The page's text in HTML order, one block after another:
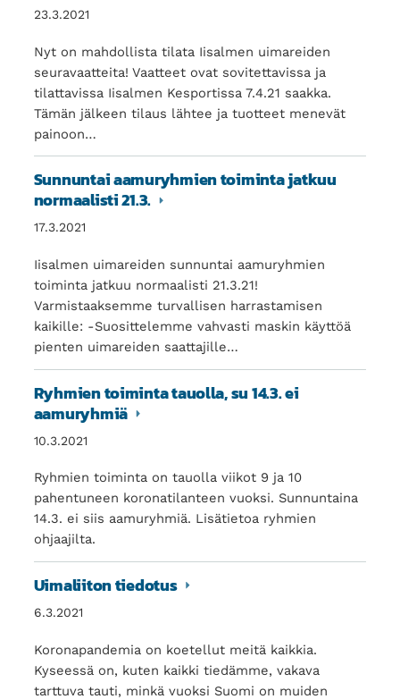
23.3.2021
Nyt on mahdollista tilata Iisalmen uimareiden
seuravaatteita! Vaatteet ovat sovitettavissa ja
tilattavissa Iisalmen Kesportissa 7.4.21 saakka.
Tämän jälkeen tilaus lähtee ja tuotteet menevät
painoon…
Sunnuntai aamuryhmien toiminta jatkuu
normaalisti 21.3.
17.3.2021
Iisalmen uimareiden sunnuntai aamuryhmien
toiminta jatkuu normaalisti 21.3.21!
Varmistaaksemme turvallisen harrastamisen
kaikille: -Suosittelemme vahvasti maskin käyttöä
pienten uimareiden saattajille…
Ryhmien toiminta tauolla, su 14.3. ei
aamuryhmiä
10.3.2021
Ryhmien toiminta on tauolla viikot 9 ja 10
pahentuneen koronatilanteen vuoksi. Sunnuntaina
14.3. ei siis aamuryhmiä. Lisätietoa ryhmien
ohjaajilta.
Uimaliiton tiedotus
6.3.2021
Koronapandemia on koetellut meitä kaikkia.
Kyseessä on, kuten kaikki tiedämme, vakava
tarttuva tauti, minkä vuoksi Suomi on muiden